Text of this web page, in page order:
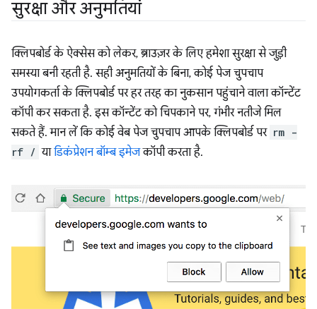
सुरक्षा और अनुमतियां
क्लिपबोर्ड के ऐक्सेस को लेकर, ब्राउज़र के लिए हमेशा सुरक्षा से जुड़ी
समस्या बनी रहती है. सही अनुमतियों के बिना, कोई पेज चुपचाप
उपयोगकर्ता के क्लिपबोर्ड पर हर तरह का नुकसान पहुंचाने वाला कॉन्टेंट
कॉपी कर सकता है. इस कॉन्टेंट को चिपकाने पर, गंभीर नतीजे मिल
सकते हैं. मान लें कि कोई वेब पेज चुपचाप आपके क्लिपबोर्ड पर rm -
rf / याडिकंप्रेशन बॉम्ब इमेजकॉपी करता है.